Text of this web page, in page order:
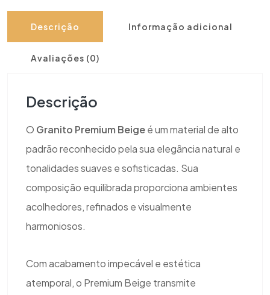
Descrição Informação adicional
Avaliações (0)
Descrição
O Granito Premium Beigeé um material de alto
padrão reconhecido pela sua elegância natural e
tonalidades suaves e sofisticadas. Sua
composição equilibrada proporciona ambientes
acolhedores, refinados e visualmente
harmoniosos.
Com acabamento impecável e estética
atemporal, o Premium Beige transmite